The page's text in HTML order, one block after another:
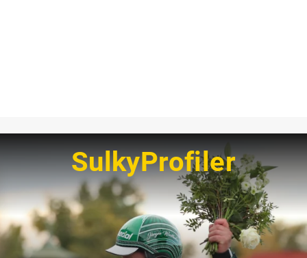
SulkyProfiler